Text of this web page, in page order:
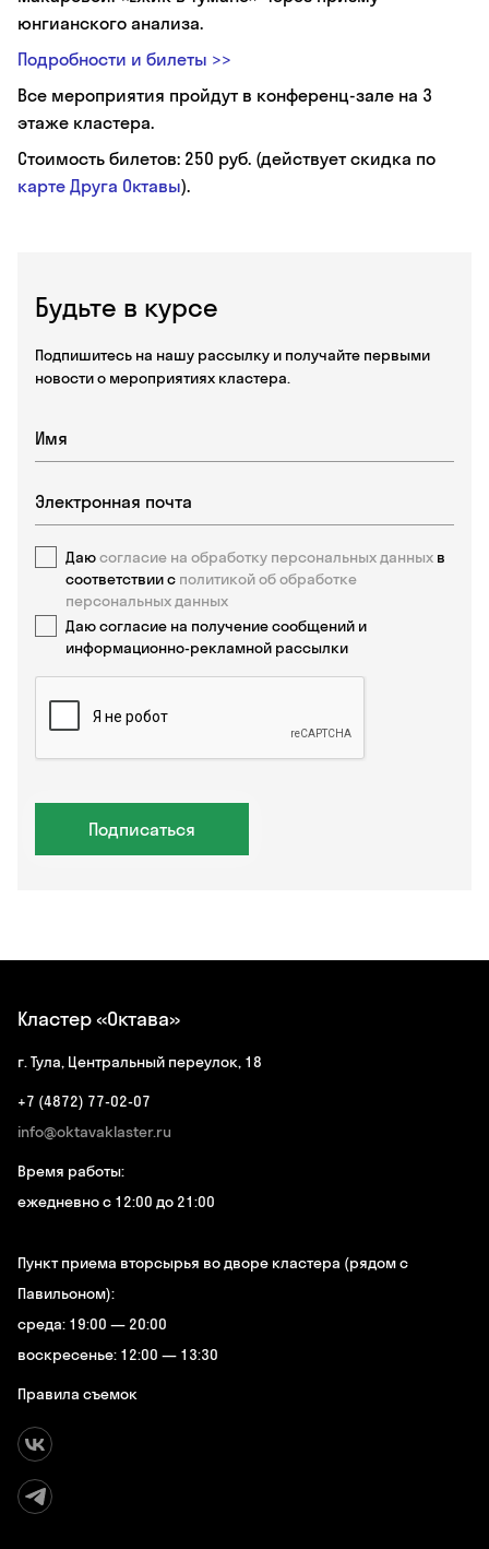
Будьте в курсе
Подпишитесь на нашу рассылку и получайте первыми
новости о мероприятиях кластера.
Даюсогласие на обработку персональных данных в
соответствии с политикой об обработке
персональных данных
Даю согласие на получение сообщений и
информационно-рекламной рассылки
Подписаться
юнгианского анализа.
Подробности и билеты >>
Все мероприятия пройдут в конференц-зале на 3
этаже кластера.
Стоимость билетов: 250 руб. (действует скидка по
карте Друга Октавы).
Кластер «Октава»
г. Тула, Центральный переулок, 18
+7 (4872) 77-02-07
info@oktavaklaster.ru
Время работы:
ежедневно с 12:00 до 21:00
Пункт приема вторсырья во дворе кластера (рядом с
Павильоном):
среда: 19:00 — 20:00
воскресенье: 12:00 — 13:30
Правила съемок